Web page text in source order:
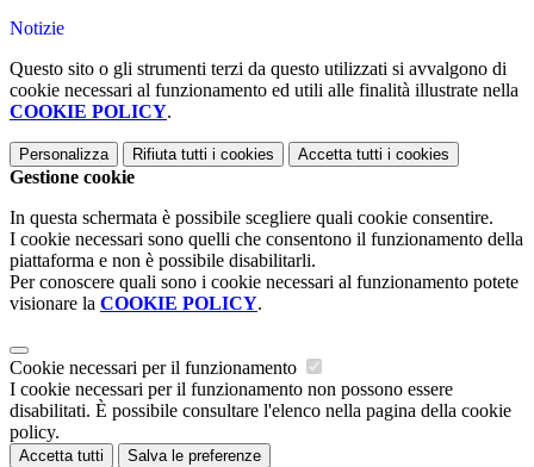
Notizie
Questo sito o gli strumenti terzi da questo utilizzati si avvalgono di
cookie necessari al funzionamento ed utili alle finalità illustrate nella
COOKIE POLICY.
Personalizza Rifiuta tutti i cookies Accetta tutti i cookies
Gestione cookie
In questa schermata è possibile scegliere quali cookie consentire.
I cookie necessari sono quelli che consentono il funzionamento della
piattaforma e non è possibile disabilitarli.
Per conoscere quali sono i cookie necessari al funzionamento potete
visionare la COOKIE POLICY.
Cookie necessari per il funzionamento
I cookie necessari per il funzionamento non possono essere
disabilitati. È possibile consultare l'elenco nella pagina della cookie
policy.
Accetta tutti Salva le preferenze